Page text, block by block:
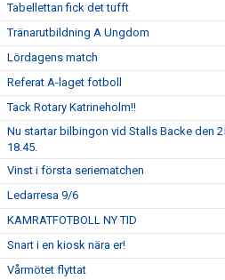
Tabellettan fick det tufft
Tränarutbildning A Ungdom
Lördagens match
Referat A-laget fotboll
Tack Rotary Katrineholm!!
Nu startar bilbingon vid Stalls Backe den
18.45.
Vinst i första seriematchen
Ledarresa 9/6
KAMRATFOTBOLL NY TID
Snart i en kiosk nära er!
Vårmötet flyttat